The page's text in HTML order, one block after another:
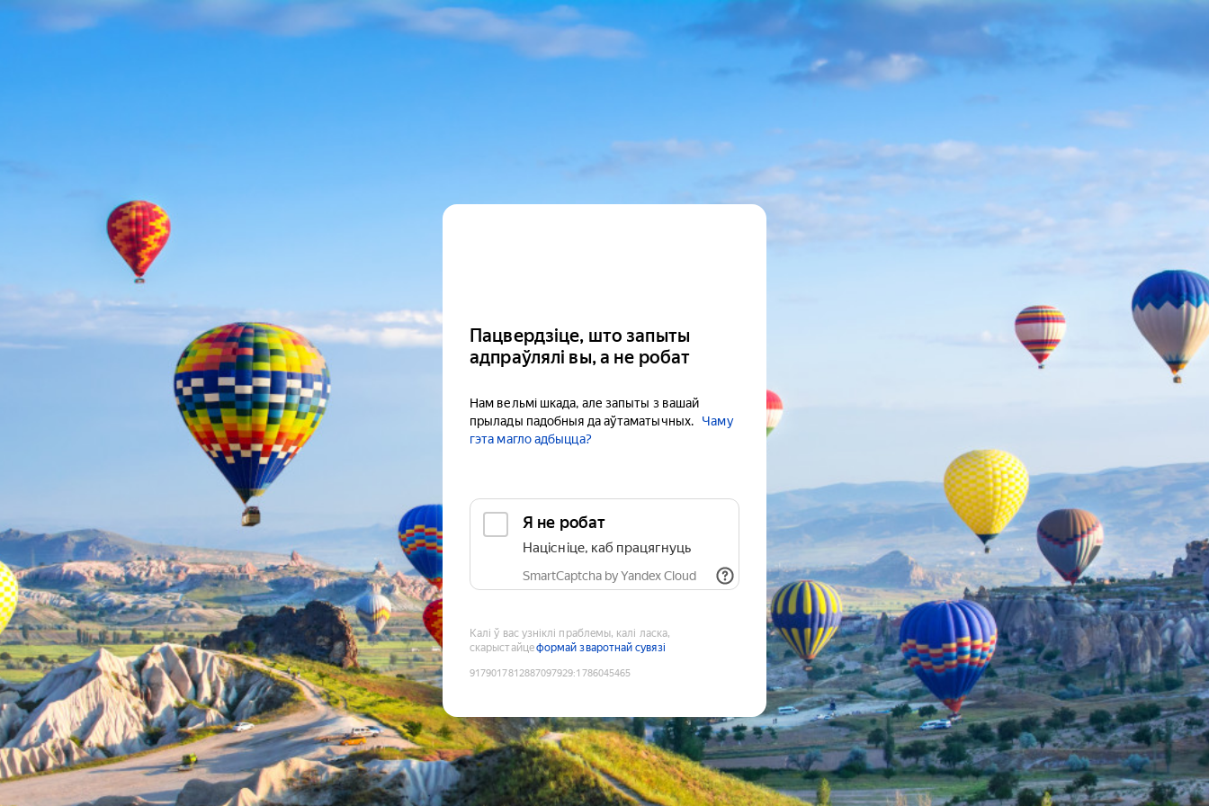
Пацвердзіце, што запыты
адпраўлялі вы, а не робат
Нам вельмі шкада, але запыты з вашай
прылады падобныя да аўтаматычных.
Чаму
гэта магло адбыцца?
Я не робат
Націсніце, каб працягнуць
SmartCaptcha by Yandex Cloud
Калі ў вас узніклі праблемы, калі ласка,
скарыстайцеформай зваротнай сувязі
9179017812887097929:1786045465